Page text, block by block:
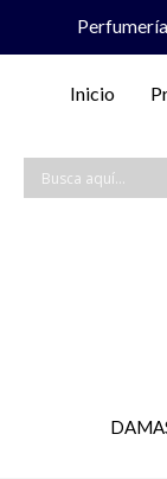
Inicio